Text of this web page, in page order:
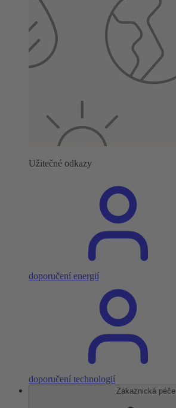
Užitečné odkazy
doporučení energií
doporučení technologií
Zákaznická péče